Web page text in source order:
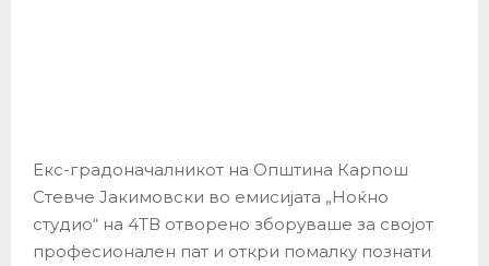
Екс-градоначалникот на Општина Карпош
Стевче Јакимовски во емисијата „Ноќно
студио“ на 4ТВ отворено зборуваше за својот
професионален пат и откри помалку познати